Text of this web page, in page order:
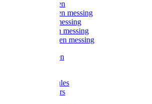
Kogelkranen
Koppelingen messing
Sproeiers messing
Tuinspuiten messing
Slangstukken messing
Handspuiten
Kunststoftules
Regenmeters